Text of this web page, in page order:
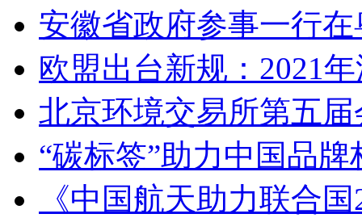
安徽省政府参事一行
欧盟出台新规：2021
北京环境交易所第五
“碳标签”助力中国品
《中国航天助力联合